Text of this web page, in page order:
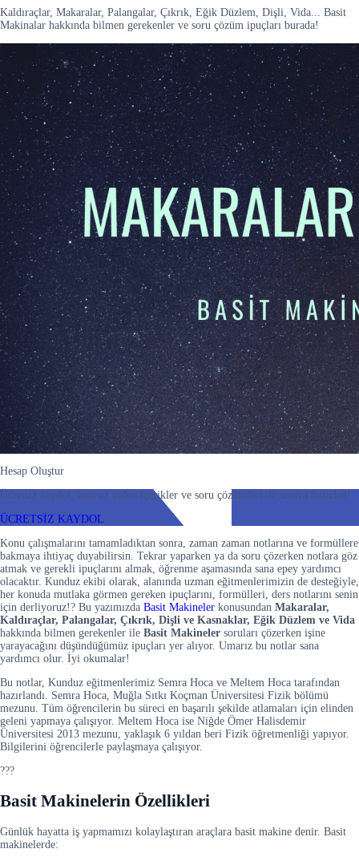
Kaldıraçlar, Makaralar, Palangalar, Çıkrık, Eğik Düzlem, Dişli, Vida... Basit
Makinalar hakkında bilmen gerekenler ve soru çözüm ipuçları burada!
Hesap Oluştur
Ücretsiz kaydol, sınırsız video içerikler ve soru çözümleri ile sınava hazırlan!
ÜCRETSİZ KAYDOL
Konu çalışmalarını tamamladıktan sonra, zaman zaman notlarına ve formüllere
bakmaya ihtiyaç duyabilirsin. Tekrar yaparken ya da soru çözerken notlara göz
atmak ve gerekli ipuçlarını almak, öğrenme aşamasında sana epey yardımcı
olacaktır. Kunduz ekibi olarak, alanında uzman eğitmenlerimizin de desteğiyle,
her konuda mutlaka görmen gereken ipuçlarını, formülleri, ders notlarını senin
için derliyoruz!? Bu yazımızda Basit Makineler konusundan Makaralar,
Kaldıraçlar, Palangalar, Çıkrık, Dişli ve Kasnaklar, Eğik Düzlem ve Vida
hakkında bilmen gerekenler ile Basit Makineler soruları çözerken işine
yarayacağını düşündüğümüz ipuçları yer alıyor. Umarız bu notlar sana
yardımcı olur. İyi okumalar!
Bu notlar, Kunduz eğitmenlerimiz Semra Hoca ve Meltem Hoca tarafından
hazırlandı. Semra Hoca, Muğla Sıtkı Koçman Üniversitesi Fizik bölümü
mezunu. Tüm öğrencilerin bu süreci en başarılı şekilde atlamaları için elinden
geleni yapmaya çalışıyor. Meltem Hoca ise Niğde Ömer Halisdemir
Üniversitesi 2013 mezunu, yaklaşık 6 yıldan beri Fizik öğretmenliği yapıyor.
Bilgilerini öğrencilerle paylaşmaya çalışıyor.
???
Basit Makinelerin Özellikleri
Günlük hayatta iş yapmamızı kolaylaştıran araçlara basit makine denir. Basit
makinelerde: